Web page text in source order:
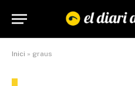
Inici » graus